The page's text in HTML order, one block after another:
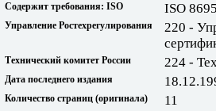
Содержит требования: ISO ISO
Управление Ростехрегулирования
220 -
Технический комитет России 224 -
Дата последнего издания
Количество страниц (оригинала) 11